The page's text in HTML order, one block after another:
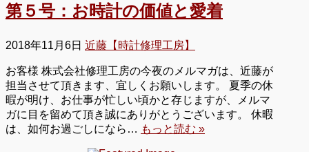
第５号：お時計の価値と愛着
2018年11月6日 近藤【時計修理工房】
お客様 株式会社修理工房の今夜のメルマガは、近藤が
担当させて頂きます、宜しくお願いします。 夏季の休
暇が明け、お仕事が忙しい頃かと存じますが、メルマ
ガに目を留めて頂き誠にありがとうございます。 休暇
は、如何お過ごしになら… もっと読む »